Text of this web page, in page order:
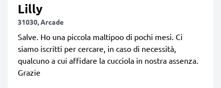
Lilly
31030, Arcade
Salve. Ho una piccola maltipoo di pochi mesi. Ci
siamo iscritti per cercare, in caso di necessità,
qualcuno a cui affidare la cucciola in nostra assenza.
Grazie